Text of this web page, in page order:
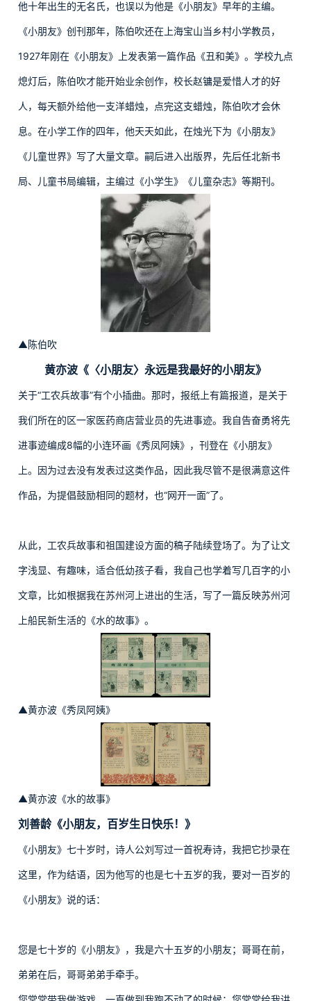
他十年出生的无名氏，也误以为他是《小朋友》早年的主编。
《小朋友》创刊那年，陈伯吹还在上海宝山当乡村小学教员，
1927年刚在《小朋友》上发表第一篇作品《丑和美》。学校九点
熄灯后，陈伯吹才能开始业余创作，校长赵镛是爱惜人才的好
人，每天额外给他一支洋蜡烛，点完这支蜡烛，陈伯吹才会休
息。在小学工作的四年，他天天如此，在烛光下为《小朋友》
《儿童世界》写了大量文章。嗣后进入出版界，先后任北新书
局、儿童书局编辑，主编过《小学生》《儿童杂志》等期刊。
▲陈伯吹
黄亦波《〈小朋友〉永远是我最好的小朋友》
关于“工农兵故事”有个小插曲。那时，报纸上有篇报道，是关于
我们所在的区一家医药商店营业员的先进事迹。我自告奋勇将先
进事迹编成8幅的小连环画《秀凤阿姨》，刊登在《小朋友》
上。因为过去没有发表过这类作品，因此我尽管不是很满意这件
作品，为提倡鼓励相同的题材，也“网开一面”了。
从此，工农兵故事和祖国建设方面的稿子陆续登场了。为了让文
字浅显、有趣味，适合低幼孩子看，我自己也学着写几百字的小
文章，比如根据我在苏州河上进出的生活，写了一篇反映苏州河
上船民新生活的《水的故事》。
▲黄亦波《秀凤阿姨》
▲黄亦波《水的故事》
刘善龄《小朋友，百岁生日快乐！》
《小朋友》七十岁时，诗人公刘写过一首祝寿诗，我把它抄录在
这里，作为结语，因为他写的也是七十五岁的我，要对一百岁的
《小朋友》说的话：
您是七十岁的《小朋友》，我是六十五岁的小朋友；哥哥在前，
弟弟在后，哥哥弟弟手牵手。